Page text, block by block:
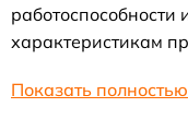
работоспособности
характеристикам
Показать полностью